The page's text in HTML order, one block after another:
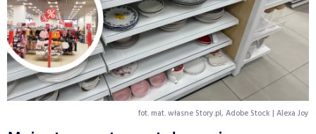
fot. mat. własne Story.pl, Adobe Stock | Alexa Joy